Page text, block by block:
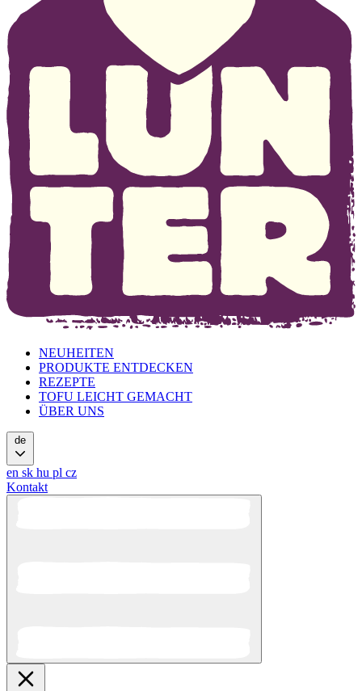
NEUHEITEN
PRODUKTE ENTDECKEN
REZEPTE
TOFU LEICHT GEMACHT
ÜBER UNS
de
en sk hu pl cz
Kontakt